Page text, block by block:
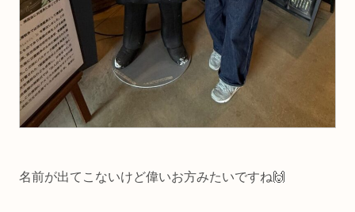
名前が出てこないけど偉いお方みたいですね🙌